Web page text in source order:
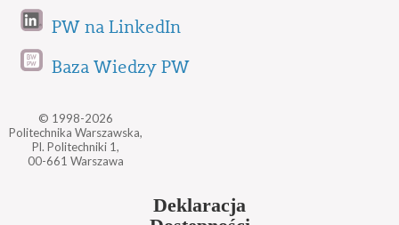
PW na LinkedIn
Baza Wiedzy PW
© 1998-2026
Politechnika Warszawska,
Pl. Politechniki 1,
00-661 Warszawa
Deklaracja